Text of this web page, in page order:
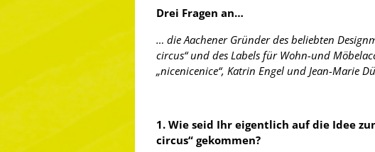
Drei Fragen an…
… die Aachener Gründer des beliebten
circus“ und des Labels für Wohn-und
„nicenicenice“, Katrin Engel und Jean-Marie
1. Wie seid Ihr eigentlich auf die Idee
circus“ gekommen?